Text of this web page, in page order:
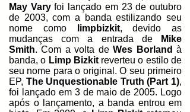
May Varyfoi lançado em 23 de outubro
de 2003, com a banda estilizando seu
nome comolimpbizkit, devido as
mudanças com a entrada de
Mike
Smith. Com a volta deWes Borlandà
banda, o Limp Bizkit reverteu o estilo de
seu nome para o original. O seu primeiro
EP, The Unquestionable Truth (Part 1),
foi lançado em 3 de maio de 2005. Logo
após o lançamento, a banda entrou em